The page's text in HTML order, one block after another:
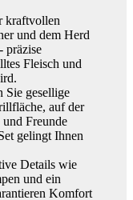
und dem Herd
präzise
Fleisch und
gesellige
auf der
Freunde
gelingt Ihnen
Details wie
und ein
Komfort